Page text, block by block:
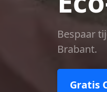
Bespaar
Brabant.
Gratis